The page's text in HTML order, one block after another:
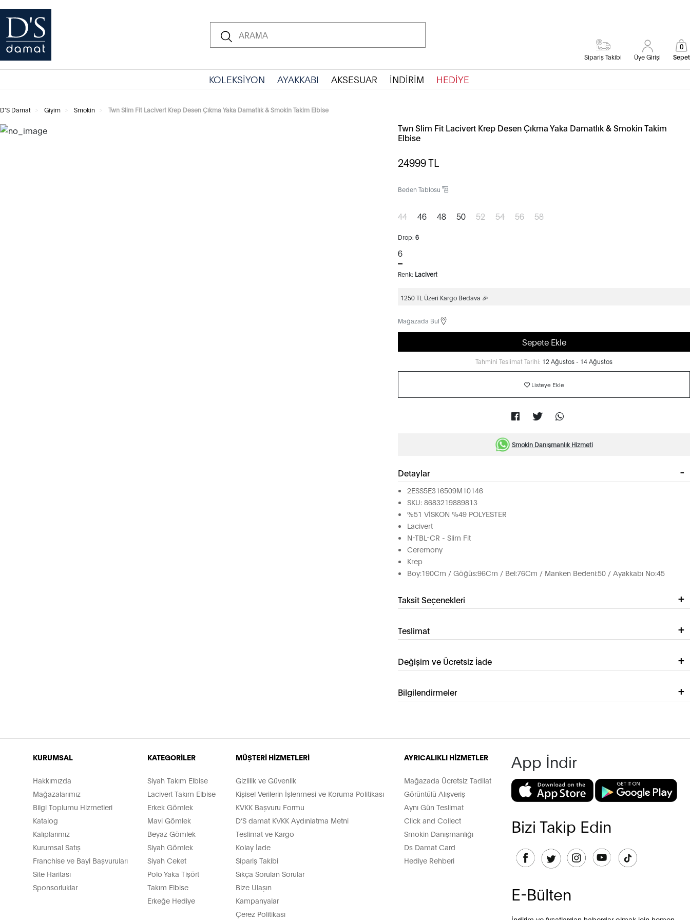
Sipariş Takibi Üye Girişi Sepet
0
KOLEKSİYON AYAKKABI AKSESUAR İNDİRİM HEDİYE
D'S Damat Giyim Smokin Twn Slim Fit Lacivert Krep Desen Çıkma Yaka Damatlık & Smokin Takim Elbise
Twn Slim Fit Lacivert Krep Desen Çıkma Yaka Damatlık & Smokin Takim
Elbise
24999TL
Beden Tablosu
44 46 48 50 52 54 56 58
Drop: 6
6
Renk: Lacivert
1250 TL Üzeri Kargo Bedava 🎉
Mağazada Bul
Sepete Ekle
Tahmini Teslimat Tarihi: 12 Ağustos - 14 Ağustos
Listeye Ekle
Smokin Danışmanlık Hizmeti
Detaylar
2ESS5E316509M10146
SKU: 8683219889813
%51 VİSKON %49 POLYESTER
Lacivert
N-TBL-CR - Slim Fit
Ceremony
Krep
Boy:190Cm / Göğüs:96Cm / Bel:76Cm / Manken Bedeni:50 / Ayakkabı No:45
Taksit Seçenekleri
Teslimat
Değişim ve Ücretsiz İade
Bilgilendirmeler
KURUMSAL
Hakkımızda
Mağazalarımız
Bilgi Toplumu Hizmetleri
Katalog
Kalıplarımız
Kurumsal Satış
Franchise ve Bayi Başvuruları
Site Haritası
Sponsorluklar
KATEGORİLER
Siyah Takım Elbise
Lacivert Takım Elbise
Erkek Gömlek
Mavi Gömlek
Beyaz Gömlek
Siyah Gömlek
Siyah Ceket
Polo Yaka Tişört
Takım Elbise
Erkeğe Hediye
MÜŞTERİ HİZMETLERİ
Gizlilik ve Güvenlik
Kişisel Verilerin İşlenmesi ve Koruma Politikası
KVKK Başvuru Formu
D’S damat KVKK Aydınlatma Metni
Teslimat ve Kargo
Kolay İade
Sipariş Takibi
Sıkça Sorulan Sorular
Bize Ulaşın
Kampanyalar
Çerez Politikası
AYRICALIKLI HİZMETLER
Mağazada Ücretsiz Tadilat
Görüntülü Alışveriş
Aynı Gün Teslimat
Click and Collect
Smokin Danışmanlığı
Ds Damat Card
Hediye Rehberi
App İndir
Bizi Takip Edin
E-Bülten